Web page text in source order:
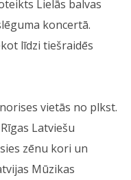
Lielās balvas
koncertā.
līdzi tiešraidēs
vietās no plkst.
Latviešu
zēnu kori un
Mūzikas